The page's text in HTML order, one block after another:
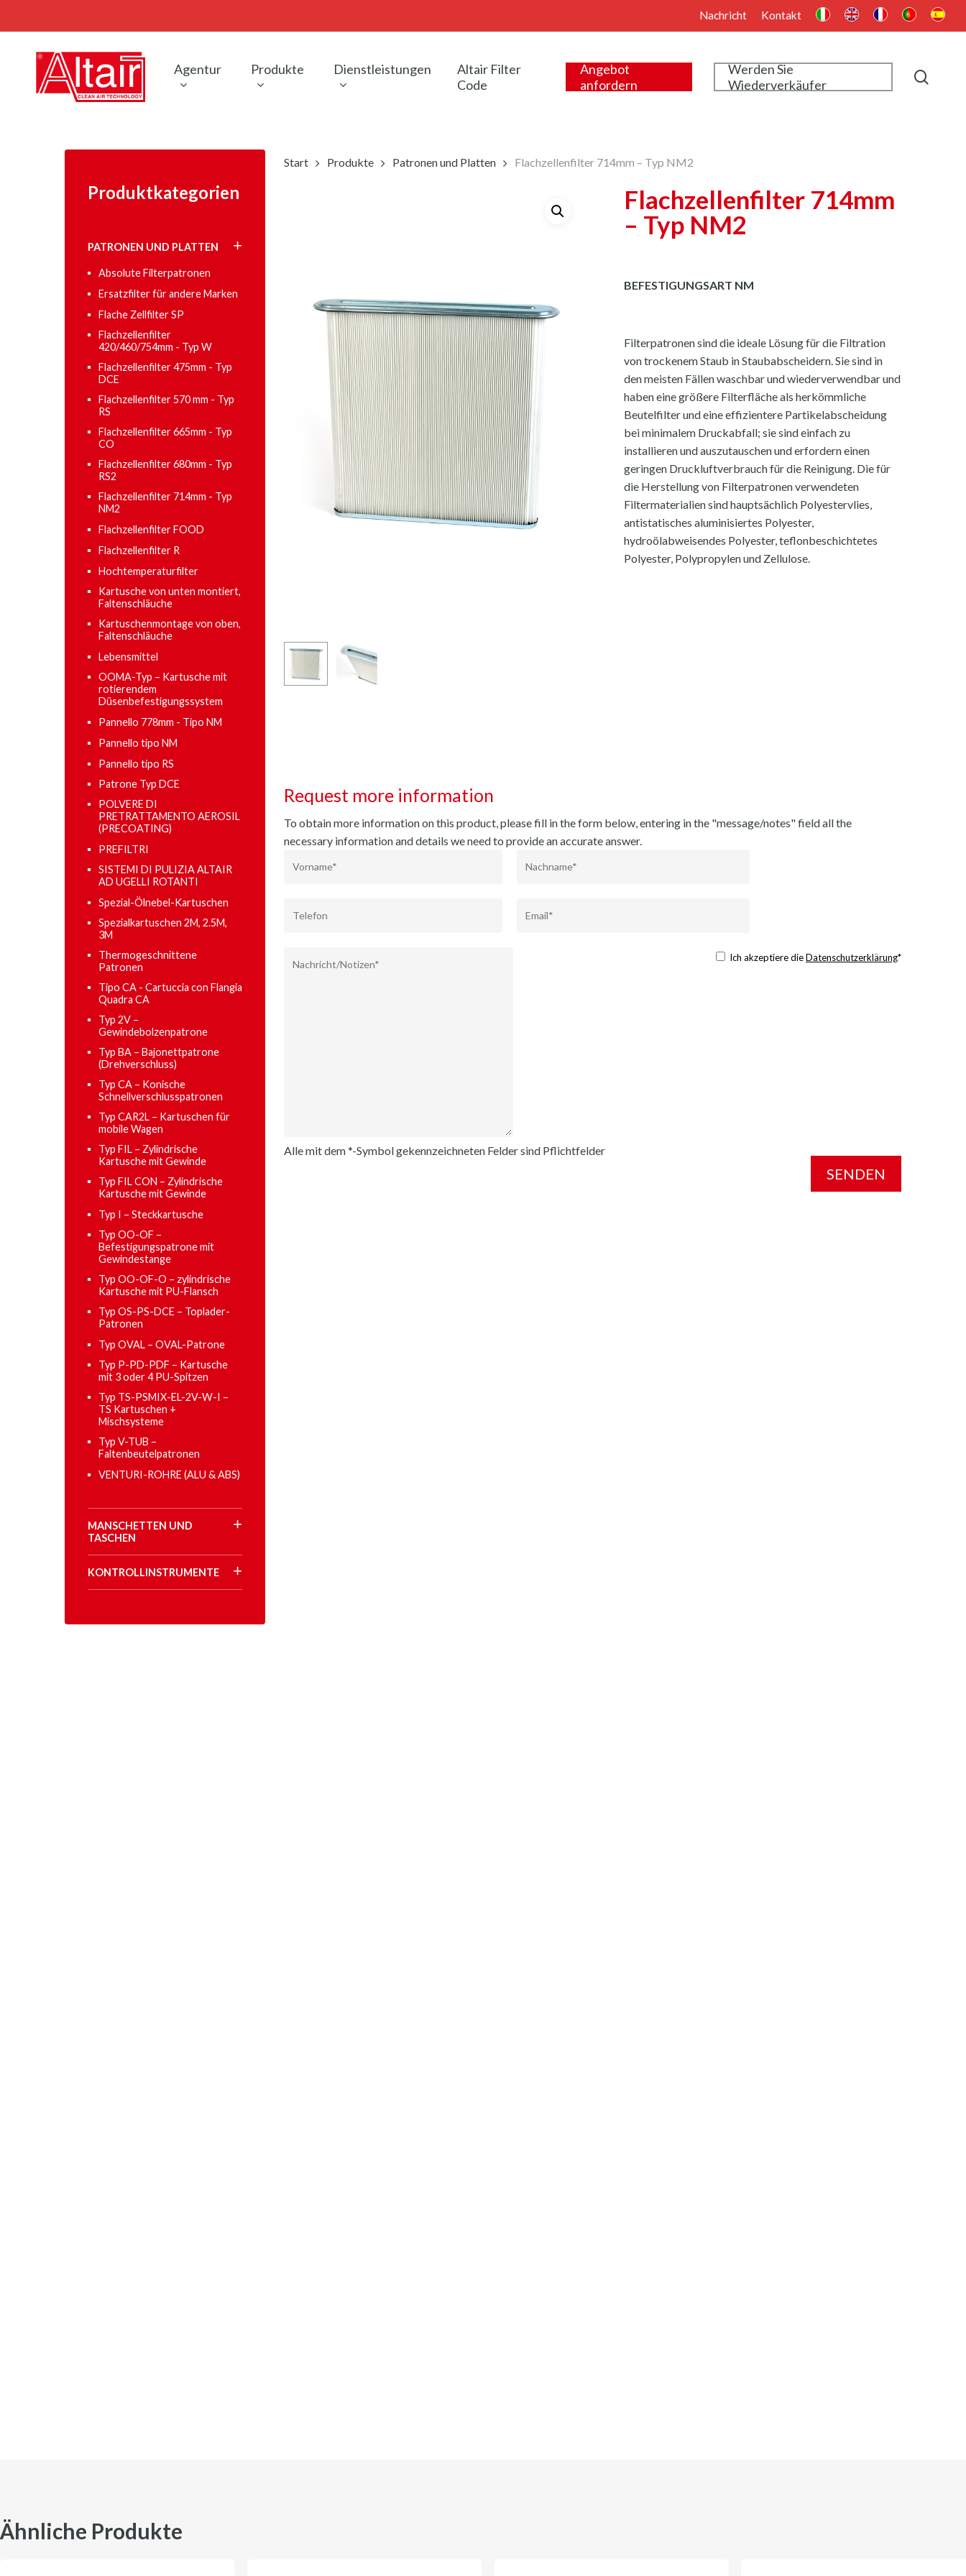
Nachricht Kontakt
Agentur Produkte Dienstleistungen
Altair Filter
Code
Angebot
anfordern
Werden Sie
Wiederverkäufer
Produktkategorien
PATRONEN UND PLATTEN
Absolute Filterpatronen
Ersatzfilter für andere Marken
Flache Zellfilter SP
Flachzellenfilter
420/460/754mm - Typ W
Flachzellenfilter 475mm - Typ
DCE
Flachzellenfilter 570 mm - Typ
RS
Flachzellenfilter 665mm - Typ
CO
Flachzellenfilter 680mm - Typ
RS2
Flachzellenfilter 714mm - Typ
NM2
Flachzellenfilter FOOD
Flachzellenfilter R
Hochtemperaturfilter
Kartusche von unten montiert,
Faltenschläuche
Kartuschenmontage von oben,
Faltenschläuche
Lebensmittel
OOMA-Typ – Kartusche mit
rotierendem
Düsenbefestigungssystem
Pannello 778mm - Tipo NM
Pannello tipo NM
Pannello tipo RS
Patrone Typ DCE
POLVERE DI
PRETRATTAMENTO AEROSIL
(PRECOATING)
PREFILTRI
SISTEMI DI PULIZIA ALTAIR
AD UGELLI ROTANTI
Spezial-Ölnebel-Kartuschen
Spezialkartuschen 2M, 2.5M,
3M
Thermogeschnittene
Patronen
Tipo CA - Cartuccia con Flangia
Quadra CA
Typ 2V –
Gewindebolzenpatrone
Typ BA – Bajonettpatrone
(Drehverschluss)
Typ CA – Konische
Schnellverschlusspatronen
Typ CAR2L – Kartuschen für
mobile Wagen
Typ FIL ​​– Zylindrische
Kartusche mit Gewinde
Typ FIL CON ​​– Zylindrische
Kartusche mit Gewinde
Typ I – Steckkartusche
Typ OO-OF –
Befestigungspatrone mit
Gewindestange
Typ OO-OF-O – zylindrische
Kartusche mit PU-Flansch
Typ OS-PS-DCE – Toplader-
Patronen
Typ OVAL – OVAL-Patrone
Typ P-PD-PDF – Kartusche
mit 3 oder 4 PU-Spitzen
Typ TS-PSMIX-EL-2V-W-I –
TS Kartuschen +
Mischsysteme
Typ V-TUB –
Faltenbeutelpatronen
VENTURI-ROHRE (ALU & ABS)
MANSCHETTEN UND
TASCHEN
KONTROLLINSTRUMENTE
Start Produkte Patronen und Platten Flachzellenfilter 714mm – Typ NM2
Flachzellenfilter 714mm
– Typ NM2
BEFESTIGUNGSART NM
Filterpatronen sind die ideale Lösung für die Filtration
von trockenem Staub in Staubabscheidern. Sie sind in
den meisten Fällen waschbar und wiederverwendbar und
haben eine größere Filterfläche als herkömmliche
Beutelfilter und eine effizientere Partikelabscheidung
bei minimalem Druckabfall; sie sind einfach zu
installieren und auszutauschen und erfordern einen
geringen Druckluftverbrauch für die Reinigung. Die für
die Herstellung von Filterpatronen verwendeten
Filtermaterialien sind hauptsächlich Polyestervlies,
antistatisches aluminisiertes Polyester,
hydroölabweisendes Polyester, teflonbeschichtetes
Polyester, Polypropylen und Zellulose.
Request more information
To obtain more information on this product, please fill in the form below, entering in the "message/notes" field all the
necessary information and details we need to provide an accurate answer.
Ich akzeptiere dieDatenschutzerklärung*
Alle mit dem *-Symbol gekennzeichneten Felder sind Pflichtfelder
Ähnliche Produkte